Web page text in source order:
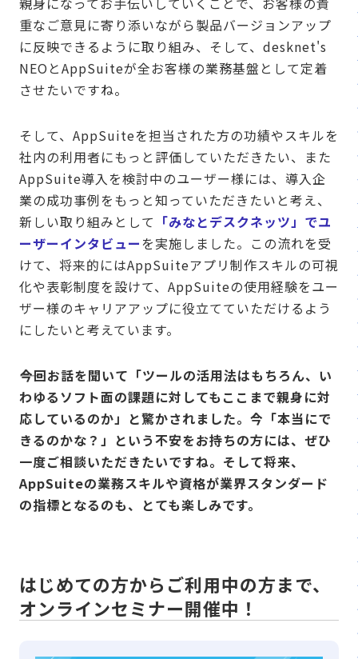
重なご意見に寄り添いながら製品バージョンアップ
に反映できるように取り組み、そして、desknet's
NEOとAppSuiteが全お客様の業務基盤として定着
させたいですね。
そして、AppSuiteを担当された方の功績やスキルを
社内の利用者にもっと評価していただきたい、また
AppSuite導入を検討中のユーザー様には、導入企
業の成功事例をもっと知っていただきたいと考え、
新しい取り組みとして 「みなとデスクネッツ」でユ
ーザーインタビューを実施しました。この流れを受
けて、将来的にはAppSuiteアプリ制作スキルの可視
化や表彰制度を設けて、AppSuiteの使用経験をユー
ザー様のキャリアアップに役立てていただけるよう
にしたいと考えています。
――今回お話を聞いて「ツールの活用法はもちろん、い
わゆるソフト面の課題に対してもここまで親身に対
応しているのか」と驚かされました。今「本当にで
きるのかな？」という不安をお持ちの方には、ぜひ
一度ご相談いただきたいですね。そして将来、
AppSuiteの業務スキルや資格が業界スタンダード
の指標となるのも、とても楽しみです。
はじめての方からご利用中の方まで、
オンラインセミナー開催中！